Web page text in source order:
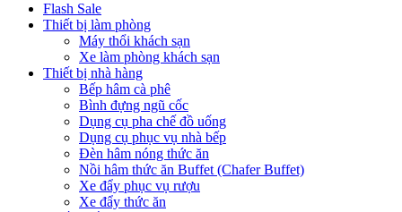
Flash Sale
Thiết bị làm phòng
Máy thổi khách sạn
Xe làm phòng khách sạn
Thiết bị nhà hàng
Bếp hâm cà phê
Bình đựng ngũ cốc
Dụng cụ pha chế đồ uống
Dụng cụ phục vụ nhà bếp
Đèn hâm nóng thức ăn
Nồi hâm thức ăn Buffet (Chafer Buffet)
Xe đẩy phục vụ rượu
Xe đẩy thức ăn